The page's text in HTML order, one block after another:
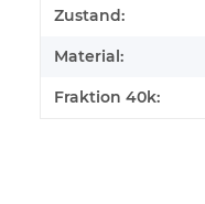
Produkteigenschaft
Wert
Zustand:
Material:
Fraktion 40k: